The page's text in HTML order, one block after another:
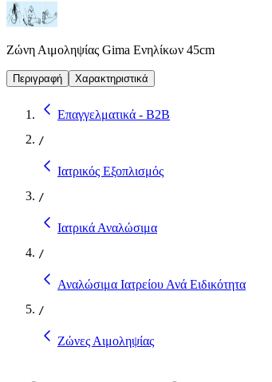
Ζώνη Αιμοληψίας Gima Ενηλίκων 45cm
Περιγραφή Χαρακτηριστικά
Επαγγελματικά - B2B
/
Ιατρικός Εξοπλισμός
/
Ιατρικά Αναλώσιμα
/
Αναλώσιμα Ιατρείου Ανά Ειδικότητα
/
Ζώνες Αιμοληψίας